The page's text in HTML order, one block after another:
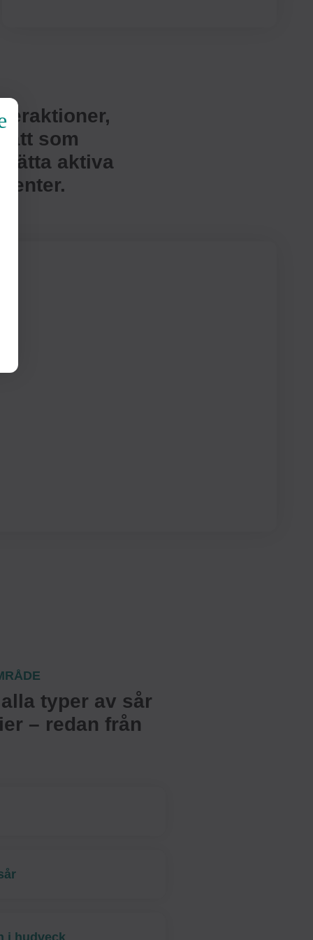
som
aktiva
typer av sår
– redan från
i hudveck